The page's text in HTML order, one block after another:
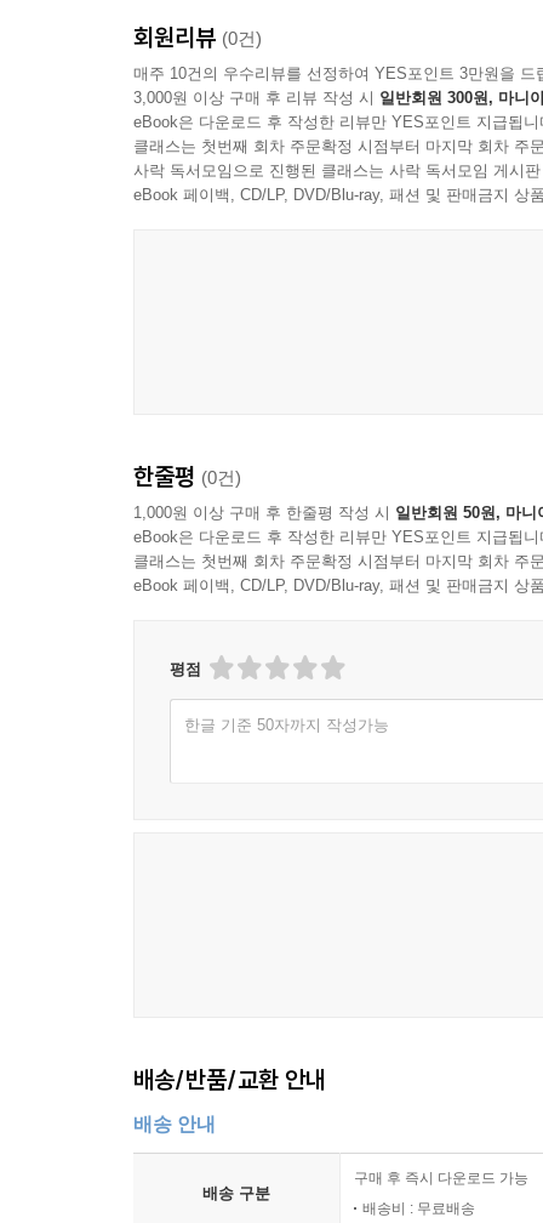
회원리뷰 (0건)
매주 10건의 우수리뷰를 선정하여 YES포인트 3만원을 드
3,000원 이상 구매 후 리뷰 작성 시 일반회원 300원, 마니
eBook은 다운로드 후 작성한 리뷰만 YES포인트 지급됩니
클래스는 첫번째 회차 주문확정 시점부터 마지막 회차 주
사락 독서모임으로 진행된 클래스는 사락 독서모임 게시
eBook 페이백, CD/LP, DVD/Blu-ray, 패션 및 판매금지 상
한줄평 (0건)
1,000원 이상 구매 후 한줄평 작성 시 일반회원 50원, 마니
eBook은 다운로드 후 작성한 리뷰만 YES포인트 지급됩니
클래스는 첫번째 회차 주문확정 시점부터 마지막 회차 주
eBook 페이백, CD/LP, DVD/Blu-ray, 패션 및 판매금지 상
평점
한글 기준 50자까지 작성가능
배송/반품/교환 안내
배송 안내
배송 구분
구매 후 즉시 다운로드 가능
배송비 : 무료배송